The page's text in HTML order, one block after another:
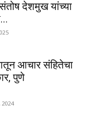
देशमुख यांच्या
आचार संहितेचा
पुणे